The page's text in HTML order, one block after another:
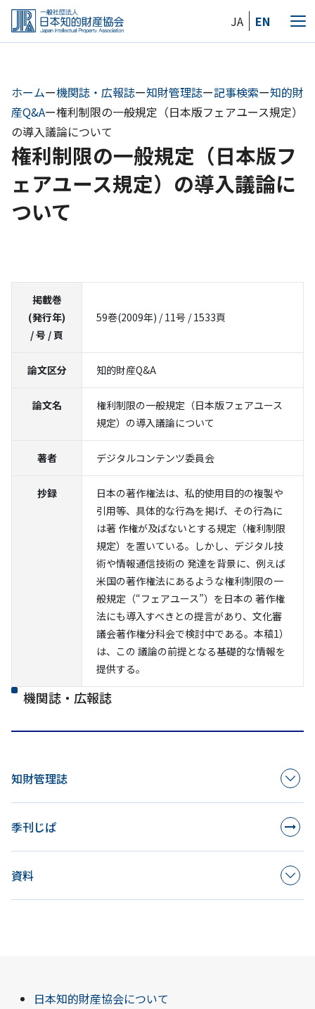
Skip
the
JA EN
メ
ー
ホームー機関誌・広報誌ー知財管理誌ー記事検索ー知的財
産Q&Aー権利制限の一般規定（日本版フェアユース規定）
の導入議論について
権利制限の一般規定（日本版フ
ェアユース規定）の導入議論に
ついて
掲載巻
(発行年)
/ 号 / 頁
59巻(2009年) / 11号 / 1533頁
論文区分 知的財産Q&A
論文名
権利制限の一般規定（日本版フェアユース
規定）の導入議論について
著者 デジタルコンテンツ委員会
抄録
日本の著作権法は、私的使用目的の複製や
引用等、具体的な行為を掲げ、その行為に
は著 作権が及ばないとする規定（権利制限
規定）を置いている。しかし、デジタル技
術や情報通信技術の 発達を背景に、例えば
米国の著作権法にあるような権利制限の一
般規定（“フェアユース”）を日本の 著作権
法にも導入すべきとの提言があり、文化審
議会著作権分科会で検討中である。本稿1）
は、この 議論の前提となる基礎的な情報を
提供する。
機関誌・広報誌
知財管理誌
季刊じぱ
資料
日本知的財産協会について